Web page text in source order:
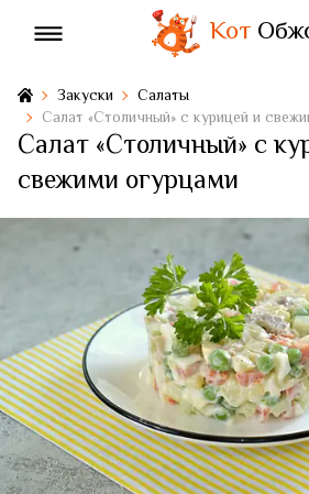
Кот
Закуски
Салаты
Салат «Столичный» с курицей и
Салат «Столичный» с
свежими огурцами